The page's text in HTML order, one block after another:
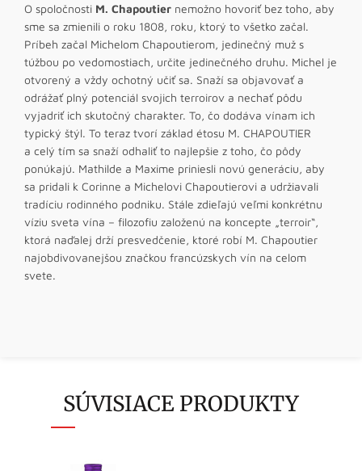
O spoločnosti M. Chapoutier nemožno hovoriť bez toho, aby
sme sa zmienili o roku 1808, roku, ktorý to všetko začal.
Príbeh začal Michelom Chapoutierom, jedinečný muž s
túžbou po vedomostiach, určite jedinečného druhu. Michel je
otvorený a vždy ochotný učiť sa. Snaží sa objavovať a
odrážať plný potenciál svojich terroirov a nechať pôdu
vyjadriť ich skutočný charakter. To, čo dodáva vínam ich
typický štýl. To teraz tvorí základ étosu M. CHAPOUTIER
a celý tím sa snaží odhaliť to najlepšie z toho, čo pôdy
ponúkajú. Mathilde a Maxime priniesli novú generáciu, aby
sa pridali k Corinne a Michelovi Chapoutierovi a udržiavali
tradíciu rodinného podniku. Stále zdieľajú veľmi konkrétnu
víziu sveta vína – filozofiu založenú na koncepte „terroir“,
ktorá naďalej drží presvedčenie, ktoré robí M. Chapoutier
najobdivovanejšou značkou francúzskych vín na celom
svete.
SÚVISIACE PRODUKTY